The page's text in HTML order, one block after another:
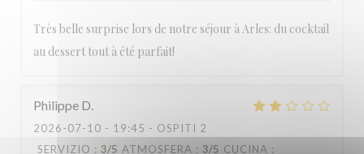
Très belle surprise lors de notre séjour à Arles: du cocktail
au dessert tout à été parfait!
Philippe D
2026-07-10 - 19:45 - OSPITI 2
SERVIZIO : 3/5 ATMOSFERA : 3/5 CUCINA :